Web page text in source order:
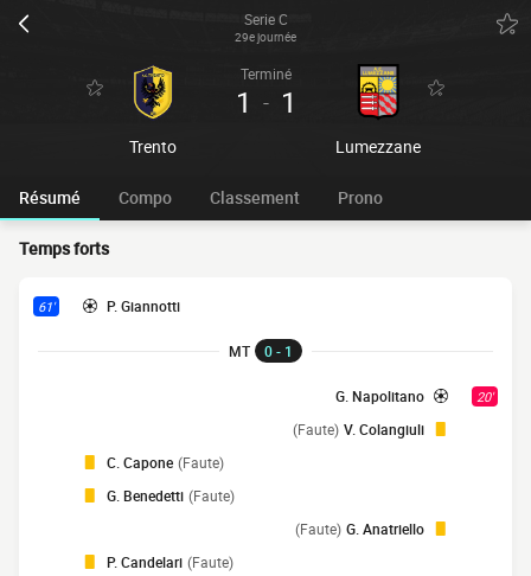
Serie C
29e journée
Trento
Terminé
1 - 1
Lumezzane
Résumé Compo Classement Prono
Temps forts
61' P. Giannotti
MT 0 - 1
20'
G. Napolitano
V. Colangiuli
(Faute)
C. Capone (Faute)
G. Benedetti (Faute)
G. Anatriello
(Faute)
P. Candelari (Faute)